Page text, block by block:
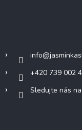
info@
+420 739 002
Sledujte nás